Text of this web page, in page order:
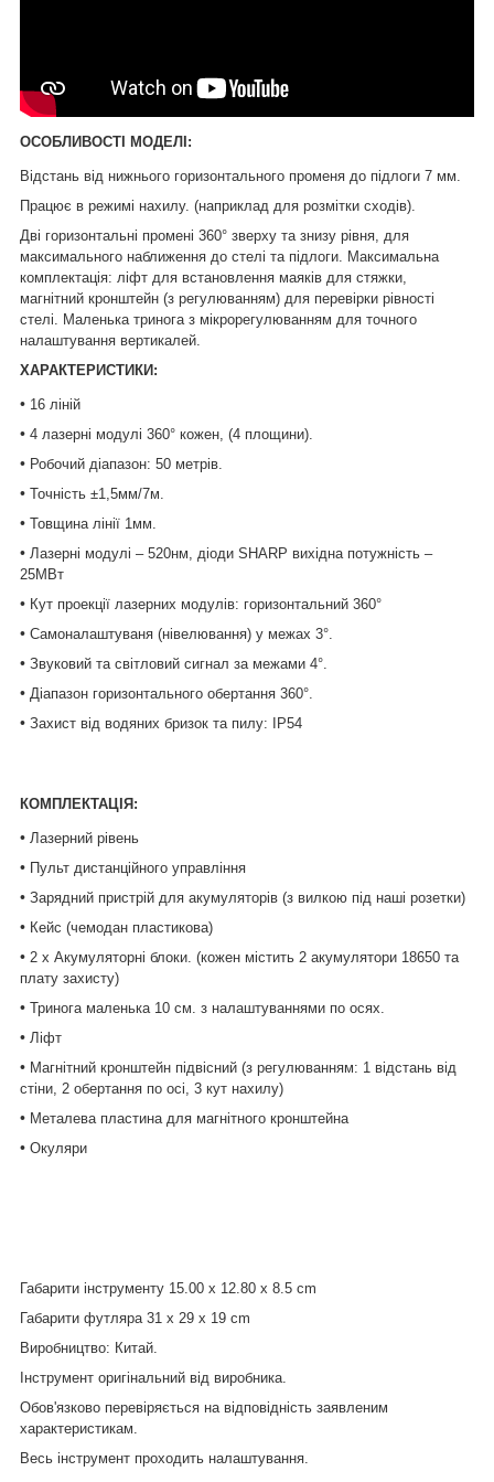
ОСОБЛИВОСТІ МОДЕЛІ:
Відстань від нижнього горизонтального променя до підлоги 7 мм.
Працює в режимі нахилу. (наприклад для розмітки сходів).
Дві горизонтальні промені 360° зверху та знизу рівня, для
максимального наближення до стелі та підлоги. Максимальна
комплектація: ліфт для встановлення маяків для стяжки,
магнітний кронштейн (з регулюванням) для перевірки рівності
стелі. Маленька тринога з мікрорегулюванням для точного
налаштування вертикалей.
ХАРАКТЕРИСТИКИ:
• 16 ліній
• 4 лазерні модулі 360° кожен, (4 площини).
• Робочий діапазон: 50 метрів.
• Точність ±1,5мм/7м.
• Товщина лінії 1мм.
• Лазерні модулі – 520нм, діоди SHARP вихідна потужність –
25МВт
• Кут проекції лазерних модулів: горизонтальний 360°
• Самоналаштуваня (нівелювання) у межах 3°.
• Звуковий та світловий сигнал за межами 4°.
• Діапазон горизонтального обертання 360°.
• Захист від водяних бризок та пилу: IP54
КОМПЛЕКТАЦІЯ:
• Лазерний рівень
• Пульт дистанційного управління
• Зарядний пристрій для акумуляторів (з вилкою під наші розетки)
• Кейс (чемодан пластикова)
• 2 х Акумуляторні блоки. (кожен містить 2 акумулятори 18650 та
плату захисту)
• Тринога маленька 10 см. з налаштуваннями по осях.
• Ліфт
• Магнітний кронштейн підвісний (з регулюванням: 1 відстань від
стіни, 2 обертання по осі, 3 кут нахилу)
• Металева пластина для магнітного кронштейна
• Окуляри
Габарити інструменту 15.00 x 12.80 x 8.5 cm
Габарити футляра 31 x 29 x 19 cm
Виробництво: Китай.
Інструмент оригінальний від виробника.
Обов'язково перевіряється на відповідність заявленим
характеристикам.
Весь інструмент проходить налаштування.